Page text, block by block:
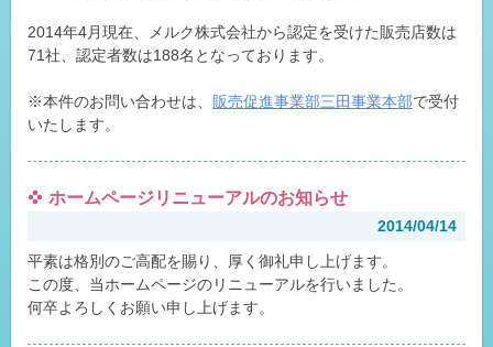
2014年4月現在、メルク株式会社から認定を受けた販売店数は
71社、認定者数は188名となっております。
※本件のお問い合わせは、 販売促進事業部三田事業本部で受付
いたします。
ホームページリニューアルのお知らせ
2014/04/14
平素は格別のご高配を賜り、厚く御礼申し上げます。
この度、当ホームページのリニューアルを行いました。
何卒よろしくお願い申し上げます。